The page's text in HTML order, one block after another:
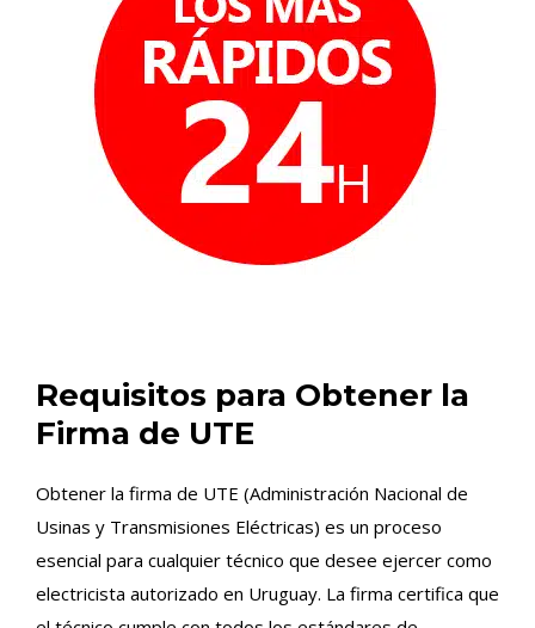
Requisitos para Obtener la
Firma de UTE
Obtener la firma de UTE (Administración Nacional de
Usinas y Transmisiones Eléctricas) es un proceso
esencial para cualquier técnico que desee ejercer como
electricista autorizado en Uruguay. La firma certifica que